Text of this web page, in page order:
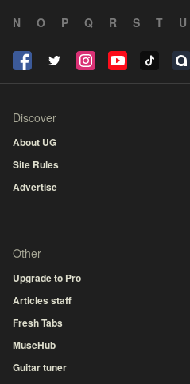
N
O P Q R S T U
Discover
About UG
Site Rules
Advertise
Other
Upgrade to Pro
Articles staff
Fresh Tabs
MuseHub
Guitar tuner